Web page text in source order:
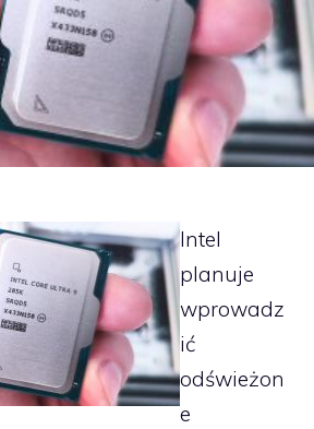
Intel
planuje
wprowadz
ić
odświeżon
e